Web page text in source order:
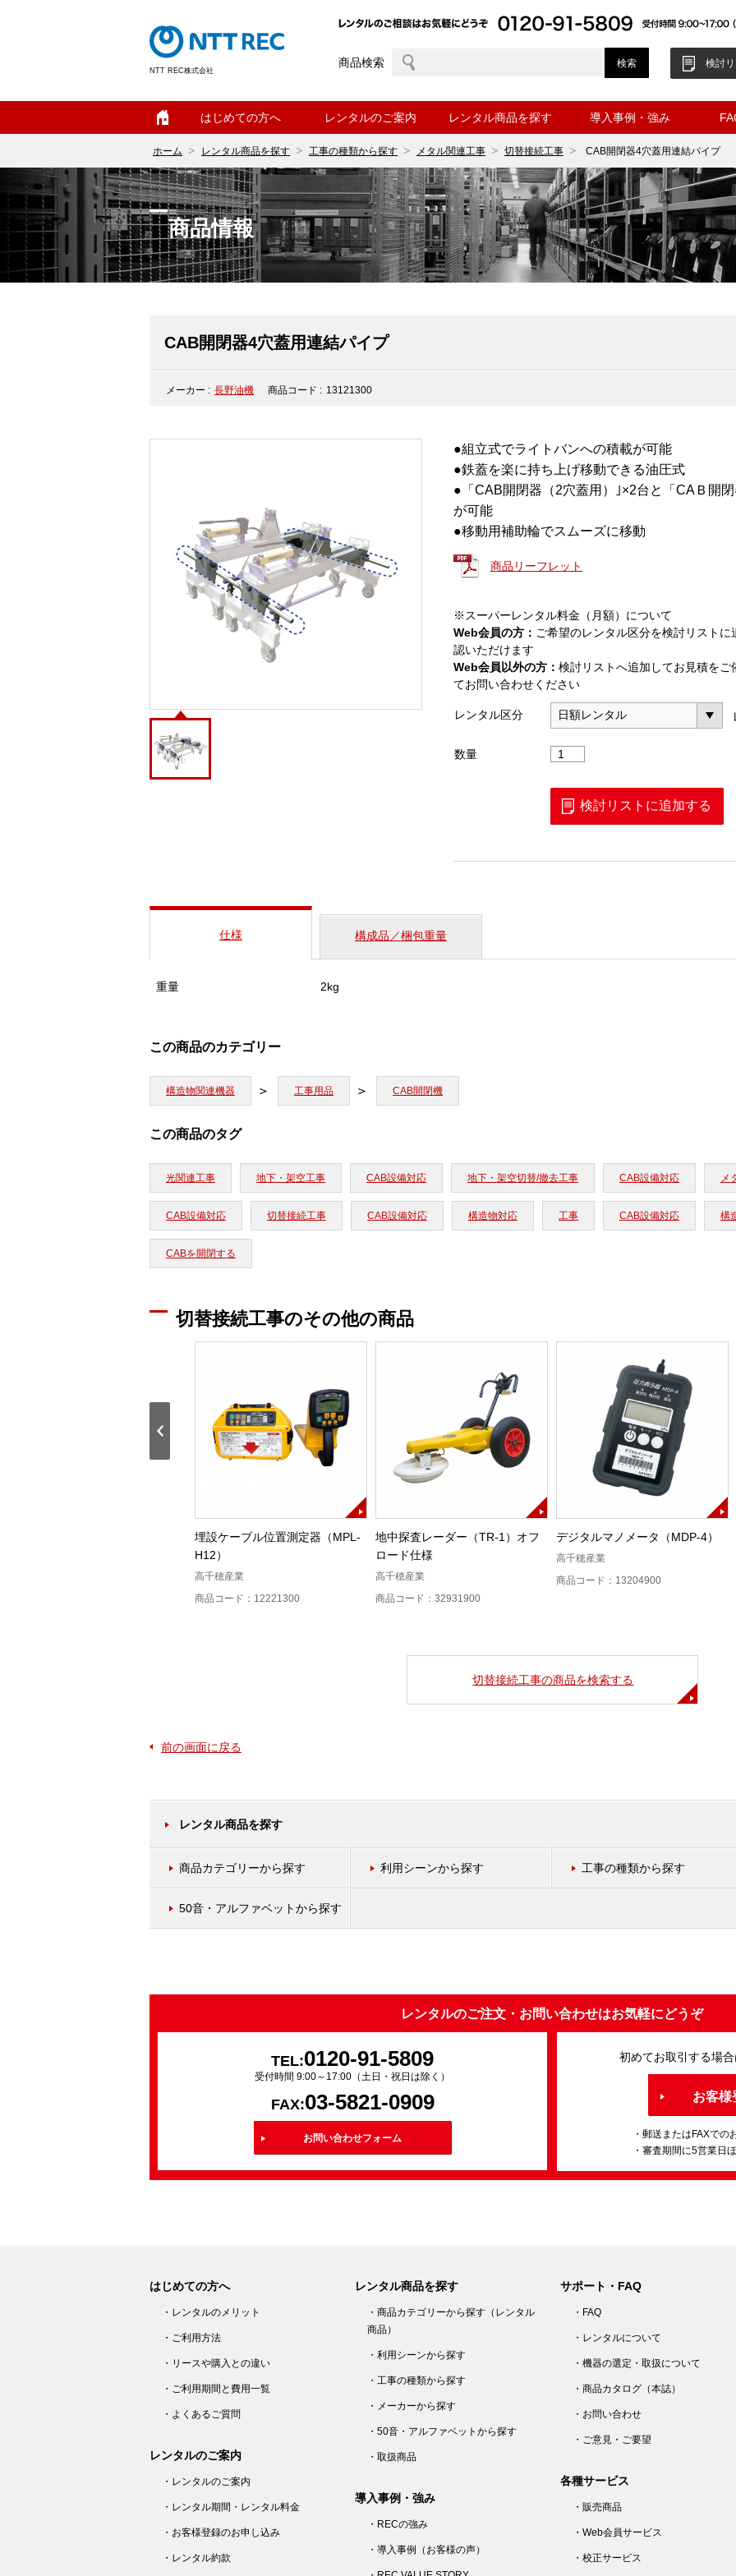
NTT REC株式会社
商品検索 検討リ
はじめての方へ レンタルのご案内 レンタル商品を探す 導入事例・強み
ホーム レンタル商品を探す 工事の種類から探す メタル関連工事 切替接続工事 CAB開閉器4穴蓋用連結パイプ
商品情報
CAB開閉器4穴蓋用連結パイプ
メーカー : 長野油機 商品コード : 13121300
●組立式でライトバンへの積載が可能
●鉄蓋を楽に持ち上げ移動できる油圧式
●「CAB開閉器（2穴蓋用）｣×2台と「CAＢ開
が可能
●移動用補助輪でスムーズに移動
商品リーフレット
※スーパーレンタル料金（月額）について
Web会員の方： ご希望のレンタル区分を検討リスト
認いただけます
Web会員以外の方： 検討リストへ追加してお見積をご
てお問い合わせください
レンタル区分
数量
CAB
閉
4
プ
検討リストに追加する
仕様 構成品／梱包重量
重量 2kg
この商品のカテゴリー
構造物関連機器 工事用品 CAB開閉機
この商品のタグ
光関連工事 地下・架空工事 CAB設備対応 地下・架空切替/撤去工事 CAB設備対応 メ
CAB設備対応 切替接続工事 CAB設備対応 構造物対応 工事 CAB設備対応 構
CABを開閉する
切替接続工事のその他の商品
埋設ケーブル位置測定器（MPL-
H12）
高千穂産業
商品コード：12221300
地中探査レーダー（TR-1）オフ
ロード仕様
高千穂産業
商品コード：32931900
デジタルマノメータ（MDP-4）
高千穂産業
商品コード：13204900
切替接続工事の商品を検索する
前の画面に戻る
レンタル商品を探す
商品カテゴリーから探す 利用シーンから探す 工事の種類から探す
50音・アルファベットから探す
レンタルのご注文・お問い合わせはお気軽にどうぞ
TEL:0120-91-5809
受付時間 9:00～17:00（土日・祝日は除く）
FAX:03-5821-0909
お問い合わせフォーム
初めてお取引する場
お客様
・郵送またはFAXでの
・審査期間に5営業日
はじめての方へ
・レンタルのメリット
・ご利用方法
・リースや購入との違い
・ご利用期間と費用一覧
・よくあるご質問
レンタルのご案内
・レンタルのご案内
・レンタル期間・レンタル料金
・お客様登録のお申し込み
・レンタル約款
レンタル商品を探す
・商品カテゴリーから探す（レンタル
商品）
・利用シーンから探す
・工事の種類から探す
・メーカーから探す
・50音・アルファベットから探す
・取扱商品
導入事例・強み
・RECの強み
・導入事例（お客様の声）
サポート・FAQ
・FAQ
・レンタルについて
・機器の選定・取扱について
・商品カタログ（本誌）
・お問い合わせ
・ご意見・ご要望
各種サービス
・販売商品
・Web会員サービス
・校正サービス